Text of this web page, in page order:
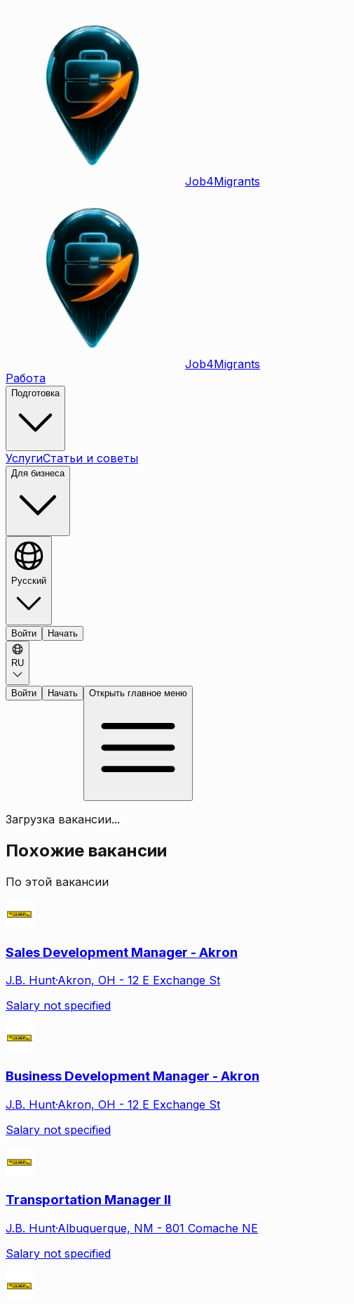
Job4Migrants
Job4Migrants
Работа
Подготовка
УслугиСтатьи и советы
Для бизнеса
Русский
Войти Начать
RU
Войти Начать Открыть главное меню
Загрузка вакансии...
Похожие вакансии
По этой вакансии
Sales Development Manager - Akron
J.B. Hunt·Akron, OH - 12 E Exchange St
Salary not specified
Business Development Manager - Akron
J.B. Hunt·Akron, OH - 12 E Exchange St
Salary not specified
Transportation Manager II
J.B. Hunt·Albuquerque, NM - 801 Comache NE
Salary not specified